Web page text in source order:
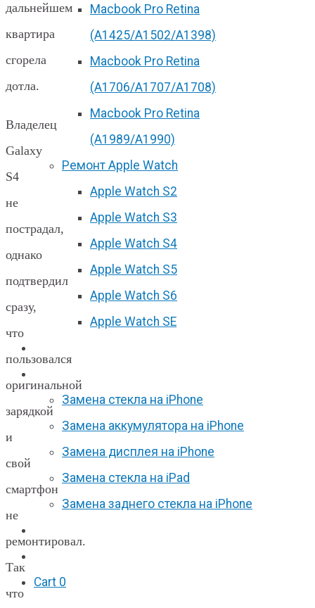
Macbook Pro Retina
(А1425/A1502/A1398)
Macbook Pro Retina
(А1706/A1707/A1708)
Macbook Pro Retina
(А1989/A1990)
Ремонт Apple Watch
Apple Watch S2
Apple Watch S3
Apple Watch S4
Apple Watch S5
Apple Watch S6
Apple Watch SE
Замена стекла на iPhone
Замена аккумулятора на iPhone
Замена дисплея на iPhone
Замена стекла на iPad
Замена заднего стекла на iPhone
Cart 0
дальнейшем
квартира
сгорела
дотла.
Владелец
Galaxy
S4
не
пострадал,
однако
подтвердил
сразу,
что
пользовался
оригинальной
зарядкой
и
свой
смартфон
не
ремонтировал.
Так
что